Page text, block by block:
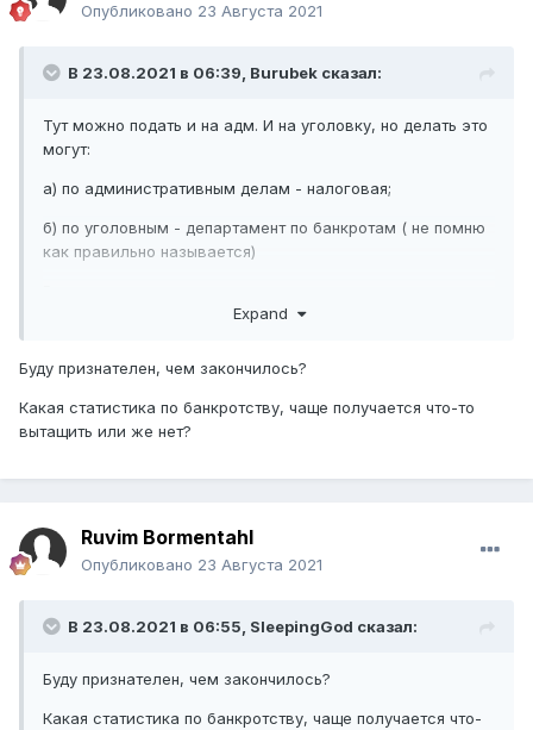
Опубликовано 23 Августа 2021
В 23.08.2021 в 06:39, Burubek сказал:
Тут можно подать и на адм. И на уголовку, но делать это
могут:
а) по административным делам - налоговая;
б) по уголовным - департамент по банкротам ( не помню
как правильно называется)
Expand
Буду признателен, чем закончилось?
Какая статистика по банкротству, чаще получается что-то
вытащить или же нет?
Ruvim Bormentahl
Опубликовано 23 Августа 2021
В 23.08.2021 в 06:55, SleepingGod сказал:
Буду признателен, чем закончилось?
Какая статистика по банкротству, чаще получается что-